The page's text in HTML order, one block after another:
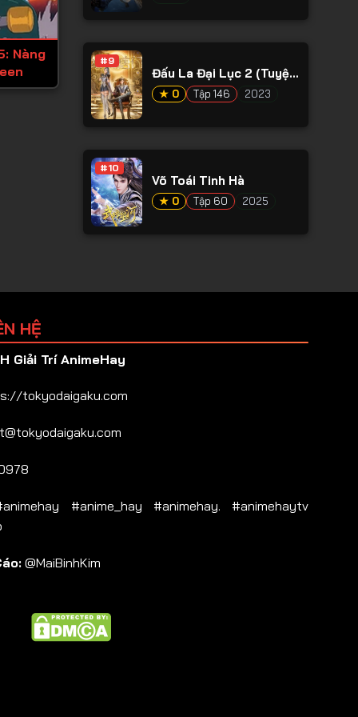
Nàng
#9
Đấu La Đại Lục 2 (Tuyệt
Thế Đường Môn)
★ 0 Tập 146 2023
#10
Võ Toái Tinh Hà
★ 0 Tập 60 2025
HỆ
Giải Trí AnimeHay
tokyodaigaku.com
#anime_hay #animehay. #animehaytv
@MaiBinhKim